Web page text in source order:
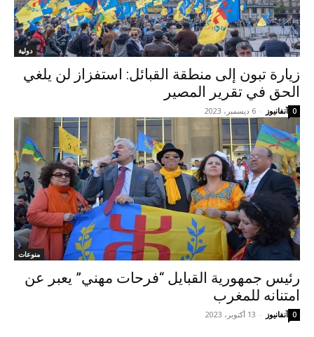
دولية
زيارة تبون إلى منطقة القبائل: استفزاز لن يلغي
الحق في تقرير المصير
آنفانيوز - 6 ديسمبر، 2023 0
منوعات
رئيس جمهورية القبايل “فرحات مهني” يعبر عن
امتنانه للمغرب
آنفانيوز - 13 أكتوبر، 2023 0